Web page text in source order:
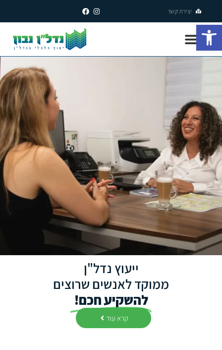
יצירת קשר
ייעוץ נדל"ן
ממוקד לאנשים שרוצים
להשקיע חכם!
קרא עוד
פתח סרגל נגישות